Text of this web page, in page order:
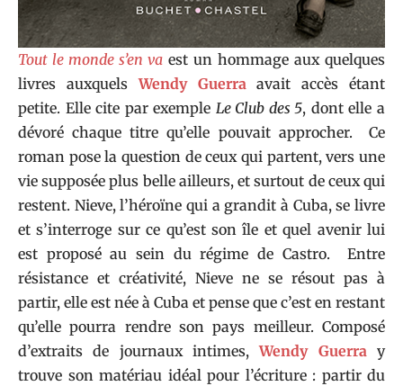
Tout le monde s’en va est un hommage aux quelques
livres auxquelsWendy Guerra
avait accès étant
petite. Elle cite par exemple Le Club des 5, dont elle a
dévoré chaque titre qu’elle pouvait approcher. Ce
roman pose la question de ceux qui partent, vers une
vie supposée plus belle ailleurs, et surtout de ceux qui
restent. Nieve, l’héroïne qui a grandit à Cuba, se livre
et s’interroge sur ce qu’est son île et quel avenir lui
est proposé au sein du régime de Castro. Entre
résistance et créativité, Nieve ne se résout pas à
partir, elle est née à Cuba et pense que c’est en restant
qu’elle pourra rendre son pays meilleur. Composé
d’extraits de journaux intimes,Wendy Guerra
y
trouve son matériau idéal pour l’écriture : partir du